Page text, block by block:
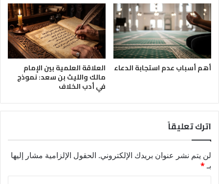
أهم أسباب عدم استجابة الدعاء العلاقة العلمية بين الإمام
مالك والليث بن سعد: نموذج
في أدب الخلاف
اترك تعليقاً
لن يتم نشر عنوان بريدك الإلكتروني. الحقول الإلزامية مشار إليها
بـ*